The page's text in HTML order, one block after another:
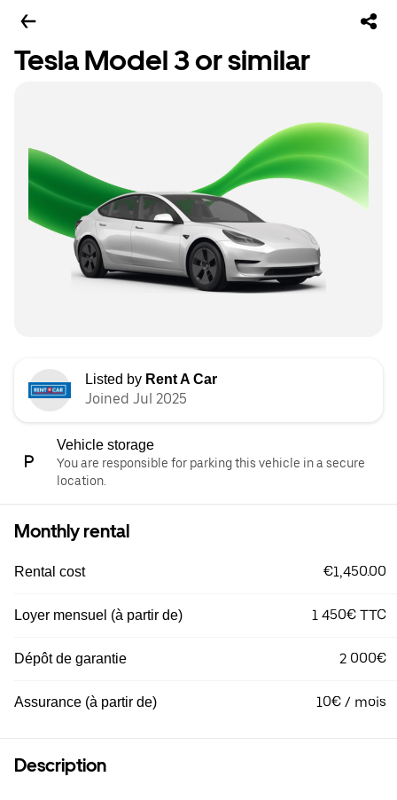
Tesla Model 3 or similar
Listed by Rent A Car
Joined Jul 2025
Vehicle storage
You are responsible for parking this vehicle in a secure
location.
Monthly rental
Rental cost €1,450.00
Loyer mensuel (à partir de) 1 450€ TTC
Dépôt de garantie 2 000€
Assurance (à partir de) 10€ / mois
Description